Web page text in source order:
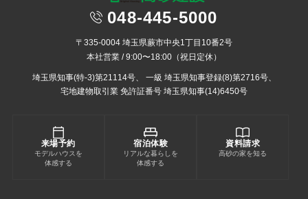
048-445-5000
〒335-0004 埼玉県蕨市中央1丁目10番2号
本社営業 / 9:00〜18:00（祝日定休）
埼玉県知事(特-3)第21114号、
一級 埼玉県知事登録(8)第2716号、
宅地建物取引業 免許証番号 埼玉県知事(14)6450号
来場予約
モデルハウスを
体感する
宿泊体験
リアルな暮らしを
体感する
資料請求
高砂の家を知る